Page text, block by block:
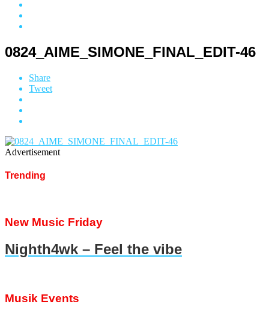
0824_AIME_SIMONE_FINAL_EDIT-46
Share
Tweet
Advertisement
Trending
New Music Friday
Nighth4wk – Feel the vibe
Musik Events